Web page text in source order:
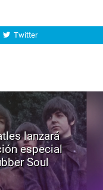
Twitter
lanzará
especial
Soul